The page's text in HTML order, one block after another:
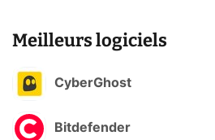
Meilleurs logiciels
CyberGhost
Bitdefender